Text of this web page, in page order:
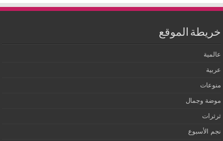
خريطة الموقع
عالمية
عربية
منوعات
موضة وجمال
ثرثرات
نجم الأسبوع